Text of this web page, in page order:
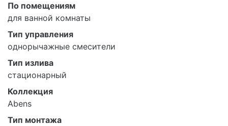
По помещениям
для ванной комнаты
Тип управления
однорычажные смесители
Тип излива
стационарный
Коллекция
Abens
Тип монтажа